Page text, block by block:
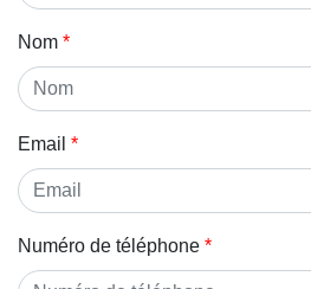
Nom
Email
Numéro de téléphone